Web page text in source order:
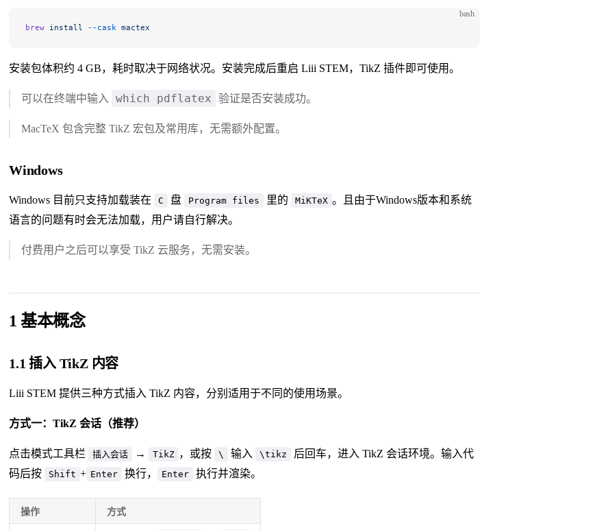
bash
brew install --cask mactex
安装包体积约 4 GB，耗时取决于网络状况。安装完成后重启 Liii STEM，TikZ 插件即可使用。
可以在终端中输入 which pdflatex 验证是否安装成功。
MacTeX 包含完整 TikZ 宏包及常用库，无需额外配置。
Windows
Windows 目前只支持加载装在 C 盘 Program files 里的 MiKTeX 。且由于Windows版本和系统
语言的问题有时会无法加载，用户请自行解决。
付费用户之后可以享受 TikZ 云服务，无需安装。
1 基本概念
1.1 插入 TikZ 内容
Liii STEM 提供三种方式插入 TikZ 内容，分别适用于不同的使用场景。
方式一：TikZ 会话（推荐）
点击模式工具栏 插入会话 → TikZ ，或按 \ 输入 \tikz
后回车，进入 TikZ 会话环境。输入代
码后按
Shift + Enter 换行， Enter 执行并渲染。
操作 方式